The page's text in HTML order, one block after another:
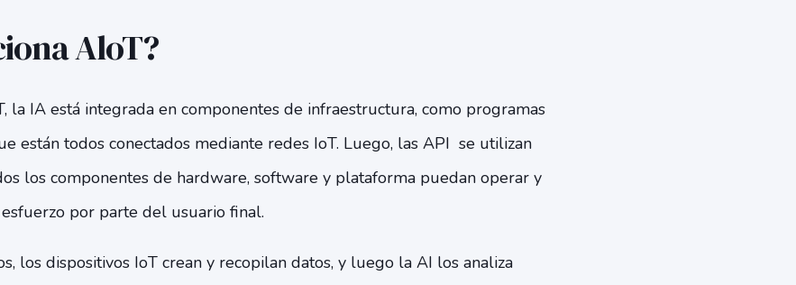
AloT?
la IA está integrada en componentes de infraestructura, como programas
están todos conectados mediante redes IoT. Luego, las API se utilizan
los componentes de hardware, software y plataforma puedan operar y
por parte del usuario final.
los dispositivos IoT crean y recopilan datos, y luego la AI los analiza